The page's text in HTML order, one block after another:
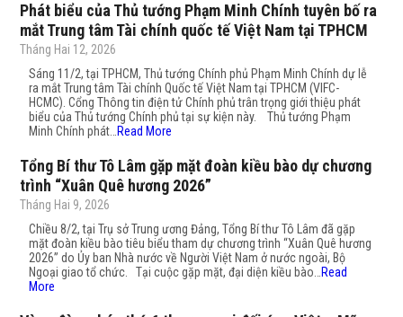
Phát biểu của Thủ tướng Phạm Minh Chính tuyên bố ra
mắt Trung tâm Tài chính quốc tế Việt Nam tại TPHCM
Tháng Hai 12, 2026
Sáng 11/2, tại TPHCM, Thủ tướng Chính phủ Phạm Minh Chính dự lễ
ra mắt Trung tâm Tài chính Quốc tế Việt Nam tại TPHCM (VIFC-
HCMC). Cổng Thông tin điện tử Chính phủ trân trọng giới thiệu phát
biểu của Thủ tướng Chính phủ tại sự kiện này. Thủ tướng Phạm
Minh Chính phát… Read More
Tổng Bí thư Tô Lâm gặp mặt đoàn kiều bào dự chương
trình “Xuân Quê hương 2026”
Tháng Hai 9, 2026
Chiều 8/2, tại Trụ sở Trung ương Đảng, Tổng Bí thư Tô Lâm đã gặp
mặt đoàn kiều bào tiêu biểu tham dự chương trình “Xuân Quê hương
2026” do Ủy ban Nhà nước về Người Việt Nam ở nước ngoài, Bộ
Ngoại giao tổ chức. Tại cuộc gặp mặt, đại diện kiều bào… Read
More